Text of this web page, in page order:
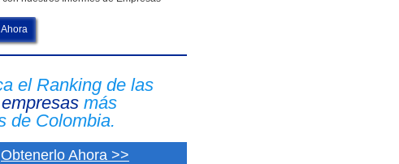
el Ranking de las
más
de Colombia.
Obtenerlo Ahora >>